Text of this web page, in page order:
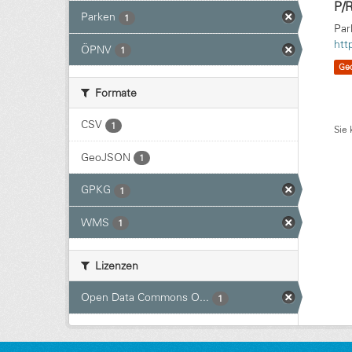
Parken 1
ÖPNV 1
Formate
CSV 1
GeoJSON 1
GPKG 1
WMS 1
Lizenzen
Open Data Commons O... 1
P/
Sie